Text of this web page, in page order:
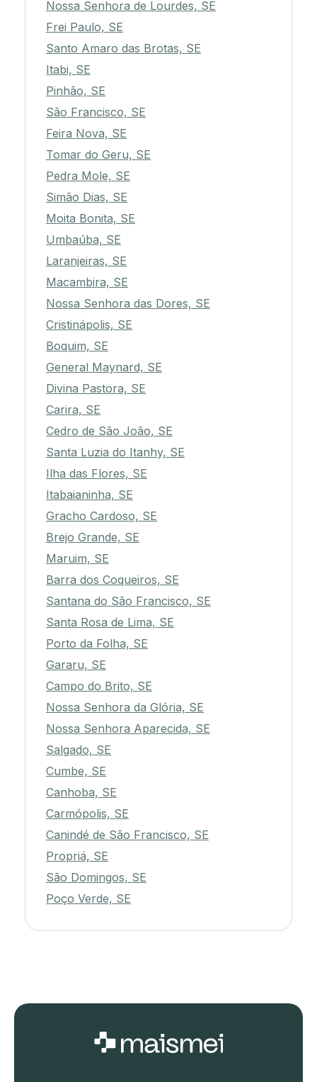
Nossa Senhora de Lourdes, SE
Frei Paulo, SE
Santo Amaro das Brotas, SE
Itabi, SE
Pinhão, SE
São Francisco, SE
Feira Nova, SE
Tomar do Geru, SE
Pedra Mole, SE
Simão Dias, SE
Moita Bonita, SE
Umbaúba, SE
Laranjeiras, SE
Macambira, SE
Nossa Senhora das Dores, SE
Cristinápolis, SE
Boquim, SE
General Maynard, SE
Divina Pastora, SE
Carira, SE
Cedro de São João, SE
Santa Luzia do Itanhy, SE
Ilha das Flores, SE
Itabaianinha, SE
Gracho Cardoso, SE
Brejo Grande, SE
Maruim, SE
Barra dos Coqueiros, SE
Santana do São Francisco, SE
Santa Rosa de Lima, SE
Porto da Folha, SE
Gararu, SE
Campo do Brito, SE
Nossa Senhora da Glória, SE
Nossa Senhora Aparecida, SE
Salgado, SE
Cumbe, SE
Canhoba, SE
Carmópolis, SE
Canindé de São Francisco, SE
Propriá, SE
São Domingos, SE
Poço Verde, SE